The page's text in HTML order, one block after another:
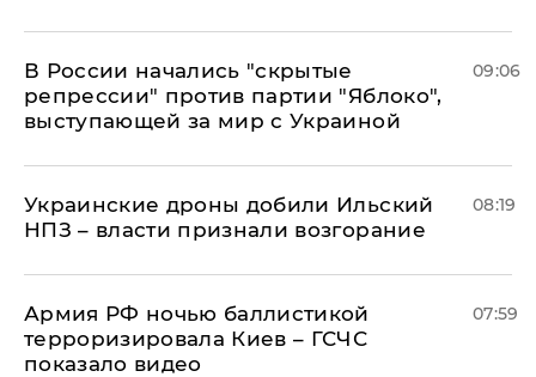
В России начались "скрытые
репрессии" против партии "Яблоко",
выступающей за мир с Украиной
09:06
Украинские дроны добили Ильский
НПЗ – власти признали возгорание
08:19
Армия РФ ночью баллистикой
терроризировала Киев – ГСЧС
показало видео
07:59